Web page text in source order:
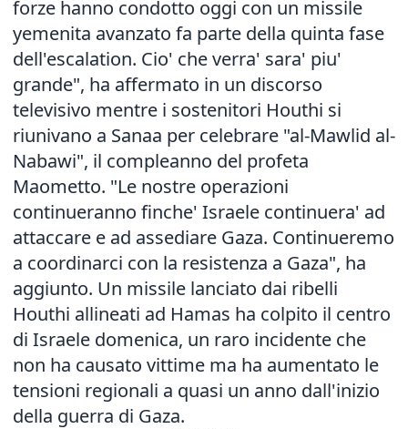
forze hanno condotto oggi con un missile
yemenita avanzato fa parte della quinta fase
dell'escalation. Cio' che verra' sara' piu'
grande", ha affermato in un discorso
televisivo mentre i sostenitori Houthi si
riunivano a Sanaa per celebrare "al-Mawlid al-
Nabawi", il compleanno del profeta
Maometto. "Le nostre operazioni
continueranno finche' Israele continuera' ad
attaccare e ad assediare Gaza. Continueremo
a coordinarci con la resistenza a Gaza", ha
aggiunto. Un missile lanciato dai ribelli
Houthi allineati ad Hamas ha colpito il centro
di Israele domenica, un raro incidente che
non ha causato vittime ma ha aumentato le
tensioni regionali a quasi un anno dall'inizio
della guerra di Gaza.